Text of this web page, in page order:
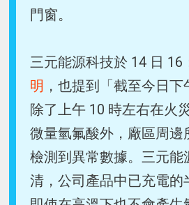
門窗。
三元能源科技於 14 日 16
明 ，也提到「截至今日下
除了上午 10 時左右在火
微量氫氟酸外，廠區周邊
檢測到異常數據。三元能
清，公司產品中已充電的